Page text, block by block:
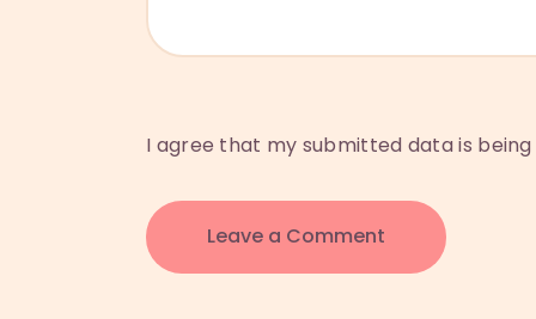
I agree that my submitted data is